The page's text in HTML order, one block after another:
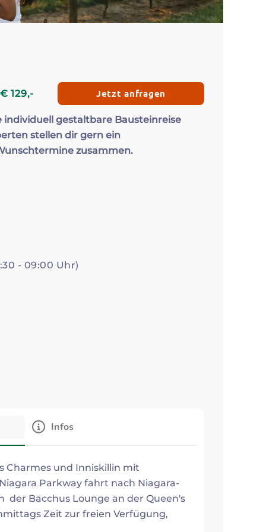
€129,- Jetzt anfragen
individuell gestaltbare Bausteinreise
stellen dir gern ein
zusammen.
- 09:00 Uhr)
Infos
Charmes und Inniskillin mit
Parkway fahrt nach Niagara-
der Bacchus Lounge an der Queen's
Zeit zur freien Verfügung,
Zum Profil